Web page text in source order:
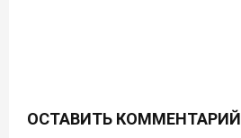
ОСТАВИТЬ КОММЕНТАРИЙ